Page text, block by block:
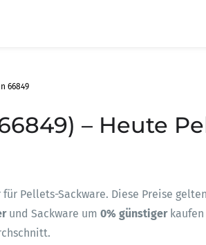
66849
– Heute
für Pellets-Sackware. Diese Preise
und Sackware um 0% günstigerkaufen